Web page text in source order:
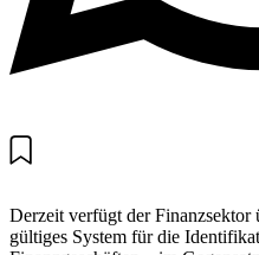
Derzeit verfügt der
gültiges System für die